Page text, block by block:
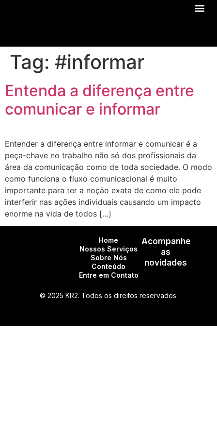
Tag: #informar
Entenda a diferença entre
comunicar e informar
Entender a diferença entre informar e comunicar é a
peça-chave no trabalho não só dos profissionais da
área da comunicação como de toda sociedade. O modo
como funciona o fluxo comunicacional é muito
importante para ter a noção exata de como ele pode
interferir nas ações individuais causando um impacto
enorme na vida de todos […]
Home
Nossos Serviços
Sobre Nós
Conteúdo
Entre em Contato
Acompanhe
as
novidades
© 2025 KR2. Todos os direitos reservados.